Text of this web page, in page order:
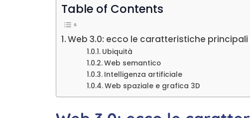
Table of Contents
Web 3.0: ecco le caratteristiche principali
Ubiquità
Web semantico
Intelligenza artificiale
Web spaziale e grafica 3D